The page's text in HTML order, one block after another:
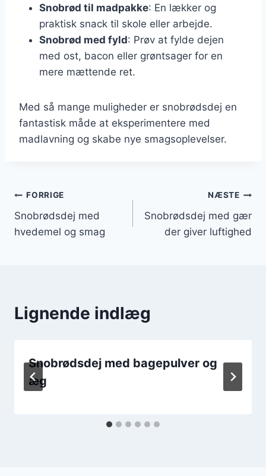
Snobrød til madpakke: En lækker og
praktisk snack til skole eller arbejde.
Snobrød med fyld: Prøv at fylde dejen
med ost, bacon eller grøntsager for en
mere mættende ret.
Med så mange muligheder er snobrødsdej en
fantastisk måde at eksperimentere med
madlavning og skabe nye smagsoplevelser.
Indlægsnavigation
FORRIGE
Snobrødsdej med
hvedemel og smag
NÆSTE
Snobrødsdej med gær
der giver luftighed
Lignende indlæg
Snobrødsdej med bagepulver og
æg